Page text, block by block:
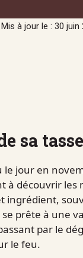
Mis à jour le : 30 juin
sa tasse
le jour en
à découvrir les
ingrédient,
prête à une
par le
le feu.